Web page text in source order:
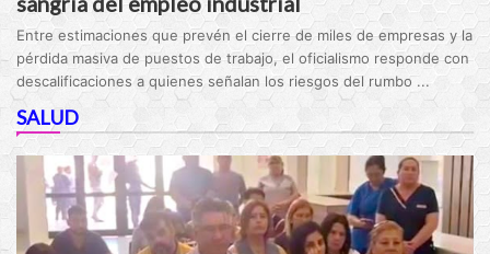
Entre estimaciones que prevén el cierre de miles de empresas y la
pérdida masiva de puestos de trabajo, el oficialismo responde con
descalificaciones a quienes señalan los riesgos del rumbo ...
SALUD